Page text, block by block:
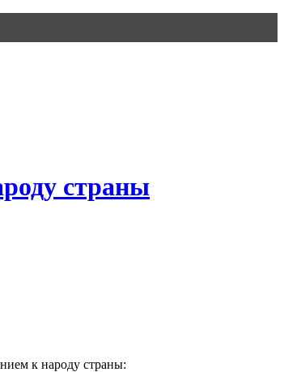
страны
к народу страны: